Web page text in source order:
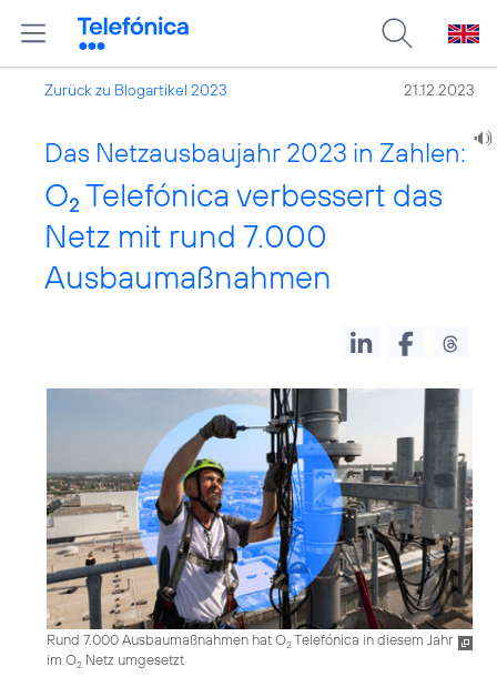
Zurück zu Blogartikel 2023 21.12.2023
Das Netzausbaujahr 2023 in Zahlen:
O2 Telefónica verbessert das
Netz mit rund 7.000
Ausbaumaßnahmen
Rund 7.000 Ausbaumaßnahmen hat O2Telefónica in diesem Jahr
im O2 Netz umgesetzt